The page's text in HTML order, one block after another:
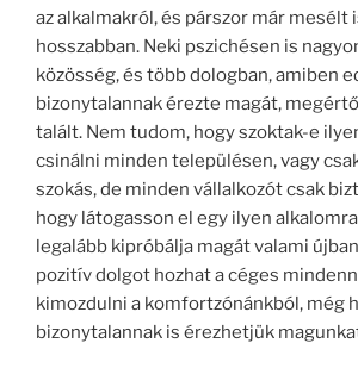
az alkalmakról, és párszor már mesélt
hosszabban. Neki pszichésen is
közösség, és több dologban, amiben
bizonytalannak érezte magát,
talált. Nem tudom, hogy szoktak-e
csinálni minden településen, vagy
szokás, de minden vállalkozót csak
hogy látogasson el egy ilyen
legalább kipróbálja magát valami
pozitív dolgot hozhat a céges
kimozdulni a komfortzónánkból, még
bizonytalannak is érezhetjük